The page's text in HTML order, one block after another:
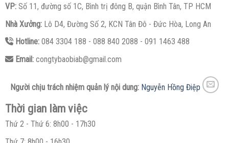
VP: Số 11, đường số 1C, Bình trị đông B, quận Bình Tân, TP HCM
Nhà Xưởng: Lô D4, Đường Số 2, KCN Tân Đô - Đức Hòa, Long An
Hotline:084 3304 188 - 088 840 2088 - 091 1463 488
Email:congtybaobiab@gmail.com
Người chịu trách nhiệm quản lý nội dung: Nguyễn Hồng Điệp
Thời gian làm việc
Thứ 2 - Thứ 6: 8h00 - 17h30